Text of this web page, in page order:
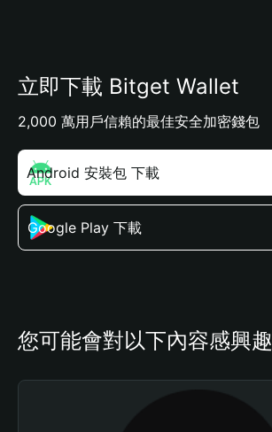
立即下載 Bitget Wallet
2,000 萬用戶信賴的最佳安全加密錢包
Android 安裝包 下載
Google Play 下載
您可能會對以下內容感興趣